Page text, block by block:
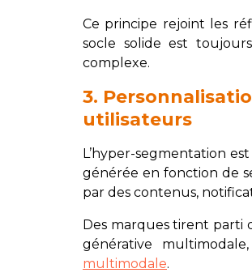
Ce principe rejoint les
socle solide est
complexe.
3.
utilisateurs
L’hyper-segmentation
générée en fonction de
par des contenus,
Des marques tirent parti
générative
multimodale.